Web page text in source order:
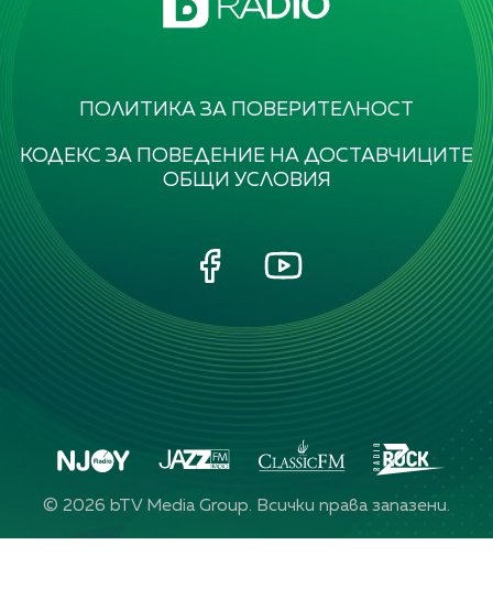
ПОЛИТИКА ЗА ПОВЕРИТЕЛНОСТ
КОДЕКС ЗА ПОВЕДЕНИЕ НА ДОСТАВЧИЦИТЕ
ОБЩИ УСЛОВИЯ
© 2026 bTV Media Group. Всички права запазени.